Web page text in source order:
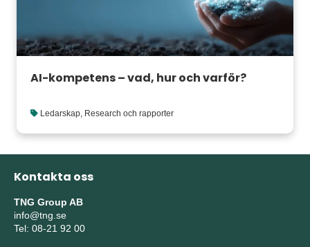
AI-kompetens – vad, hur och varför?
Ledarskap, Research och rapporter
Kontakta oss
TNG Group AB
info@tng.se
Tel: 08-21 92 00